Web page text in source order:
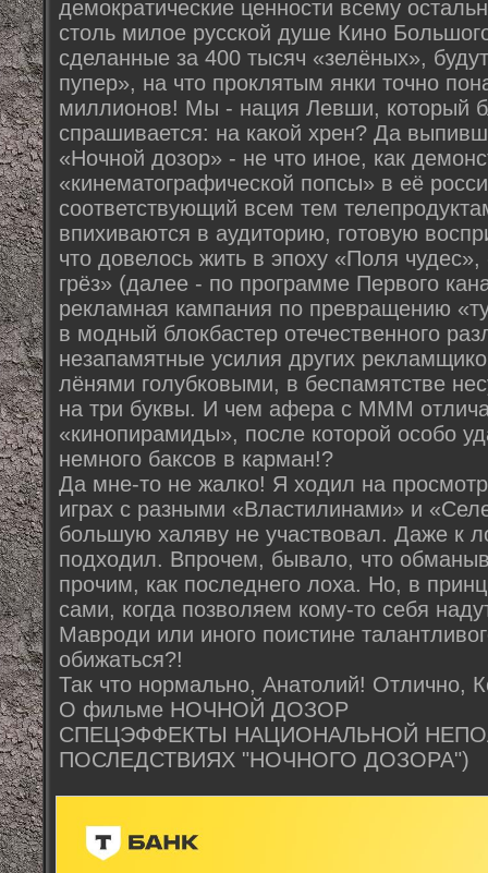
демократические ценности всему
столь милое русской душе Кино
сделанные за 400 тысяч «зелёных»,
пупер», на что проклятым янки точно
миллионов! Мы - нация Левши, который
спрашивается: на какой хрен? Да
«Ночной дозор» - не что иное, как
«кинематографической попсы» в её
соответствующий всем тем
впихиваются в аудиторию, готовую
что довелось жить в эпоху «Поля
грёз» (далее - по программе Первого
рекламная кампания по превращению
в модный блокбастер отечественного
незапамятные усилия других
лёнями голубковыми, в беспамятстве
на три буквы. И чем афера с МММ
«кинопирамиды», после которой особо
немного баксов в карман!?
Да мне-то не жалко! Я ходил на
играх с разными «Властилинами» и
большую халяву не участвовал. Даже к
подходил. Впрочем, бывало, что
прочим, как последнего лоха. Но, в
сами, когда позволяем кому-то себя
Мавроди или иного поистине
обижаться?!
Так что нормально, Анатолий! Отлично,
О фильме НОЧНОЙ ДОЗОР
СПЕЦЭФФЕКТЫ НАЦИОНАЛЬНОЙ
ПОСЛЕДСТВИЯХ "НОЧНОГО ДОЗОРА")